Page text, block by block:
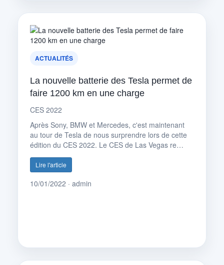
ACTUALITÉS
La nouvelle batterie des Tesla permet de
faire 1200 km en une charge
CES 2022
Après Sony, BMW et Mercedes, c'est maintenant
au tour de Tesla de nous surprendre lors de cette
édition du CES 2022. Le CES de Las Vegas re…
Lire l'article
10/01/2022 · admin